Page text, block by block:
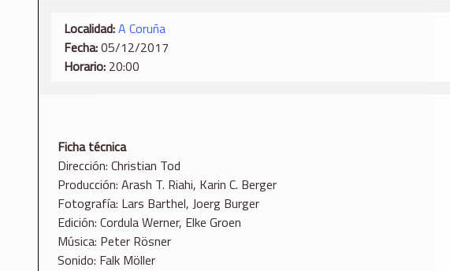
Localidad:A Coruña
Fecha:05/12/2017
Horario: 20:00
Ficha técnica
Dirección: Christian Tod
Producción: Arash T. Riahi, Karin C. Berger
Fotografía: Lars Barthel, Joerg Burger
Edición: Cordula Werner, Elke Groen
Música: Peter Rösner
Sonido: Falk Möller